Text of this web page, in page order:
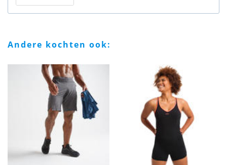
andere kochten ook: